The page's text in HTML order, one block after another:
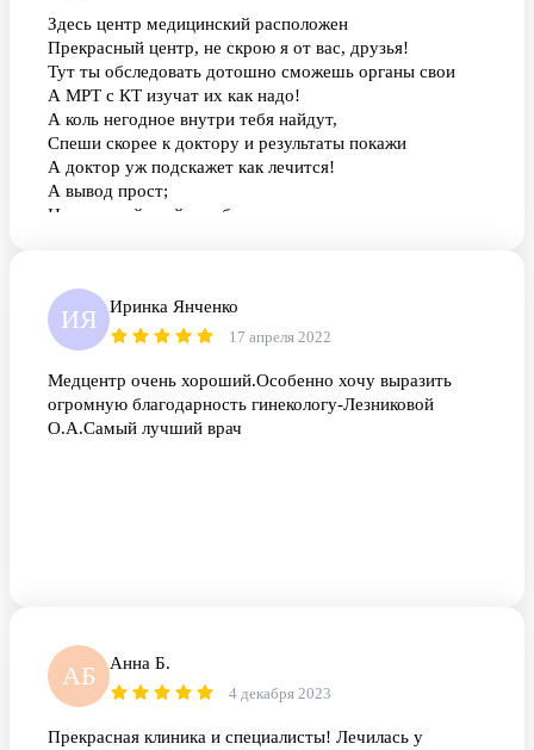
Здесь центр медицинский расположен
Прекрасный центр, не скрою я от вас, друзья!
Тут ты обследовать дотошно сможешь органы свои
А МРТ с КТ изучат их как надо!
А коль негодное внутри тебя найдут,
Спеши скорее к доктору и результаты покажи
А доктор уж подскажет как лечится!
А вывод прост;
Не запускай, мой руг, болезнь
ИЯ Иринка Янченко
17 апреля 2022
Медцентр очень хороший.Особенно хочу выразить
огромную благодарность гинекологу-Лезниковой
О.А.Самый лучший врач
АБ Анна Б.
4 декабря 2023
Прекрасная клиника и специалисты! Лечилась у